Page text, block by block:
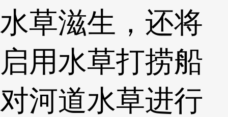
水草滋生，还将
启用水草打捞船
对河道水草进行